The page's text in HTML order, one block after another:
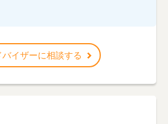
バイザーに相談する